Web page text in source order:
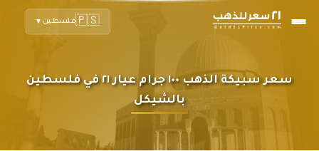
🇵🇸فلسطين ▼
سعر سبيكة الذهب ١٠٠ جرام عيار ٢١ في فلسطين
بالشيكل